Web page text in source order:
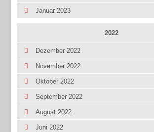
Januar 2023
2022
Dezember 2022
November 2022
Oktober 2022
September 2022
August 2022
Juni 2022